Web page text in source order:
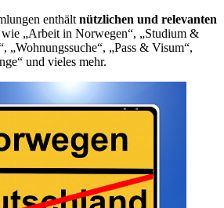
enthält nützlichen und relevanten
„Arbeit in Norwegen“, „Studium &
„Wohnungssuche“, „Pass & Visum“,
und vieles mehr.